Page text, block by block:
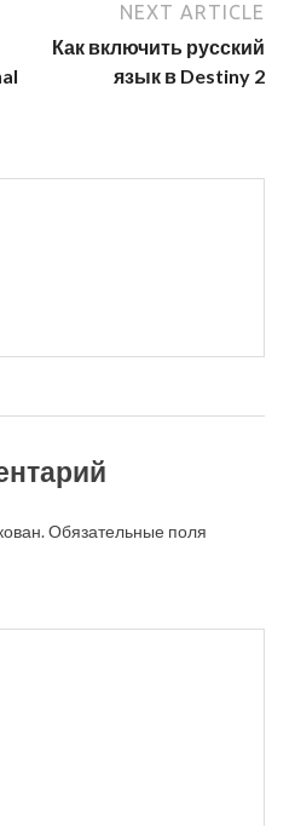
NEXT ARTICLE
Как включить русский
язык в Destiny 2
Обязательные поля